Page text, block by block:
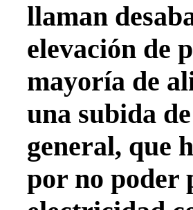
llaman
elevación de
mayoría de
una subida
general, que
por no poder